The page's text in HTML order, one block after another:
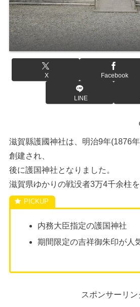
X Facebook
LINE
滋賀縣護國神社は、明治9年(1876
創建され、
後に護国神社となりました。
滋賀県ゆかりの戦没者3万4千余柱を
内務大臣指定の護国神社
期間限定の吉祥御朱印が人
スポンサーリン